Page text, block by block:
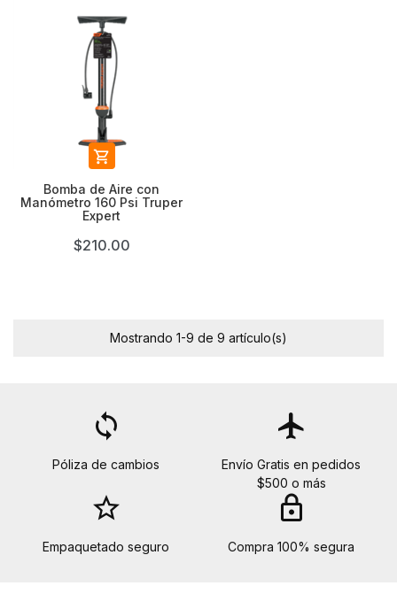

Bomba de Aire con
Manómetro 160 Psi Truper
Expert
$210.00
Mostrando 1-9 de 9 artículo(s)
loop
Póliza de cambios
flight
Envío Gratis en pedidos
$500 o más
star_border
Empaquetado seguro
lock
Compra 100% segura